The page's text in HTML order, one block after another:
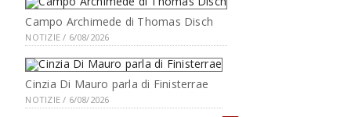
Campo Archimede di Thomas Disch
NOTIZIE / 6/08/2026
Cinzia Di Mauro parla di Finisterrae
NOTIZIE / 6/08/2026